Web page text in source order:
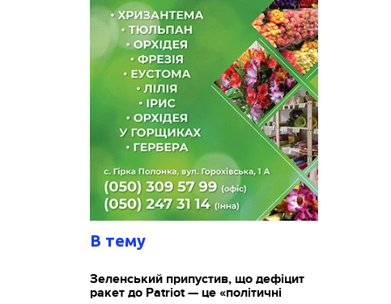
В тему
Зеленський припустив, що дефіцит
ракет до Patriot — це «політичні